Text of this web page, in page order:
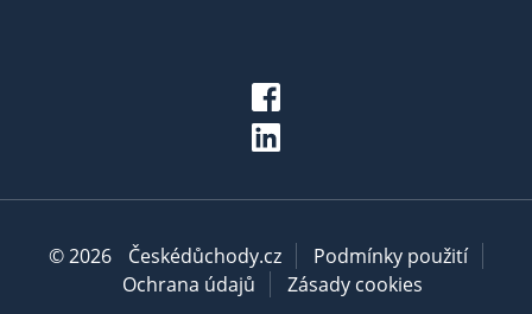
© 2026 Českédůchody.cz
Podmínky použití
Ochrana údajů
Zásady cookies